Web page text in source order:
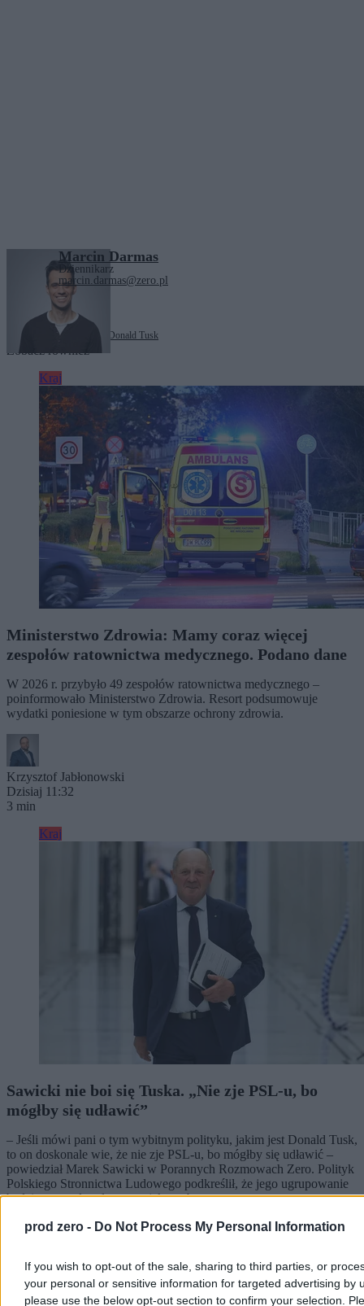
prod zero - Do Not Process My Personal Information
If you wish to opt-out of the sale, sharing to third parties, or
your personal or sensitive information for targeted advertising by
please use the below opt-out section to confirm your selection.
Marcin Darmas
Dziennikarz
marcin.darmas@zero.pl
Tagi: Andrzej Domański Donald Tusk
Zobacz również
Kraj
Ministerstwo Zdrowia: Mamy coraz więcej
zespołów ratownictwa medycznego. Podano dane
W 2026 r. przybyło 49 zespołów ratownictwa medycznego –
poinformowało Ministerstwo Zdrowia. Resort podsumowuje
wydatki poniesione w tym obszarze ochrony zdrowia.
Krzysztof Jabłonowski
Dzisiaj 11:32
3 min
Kraj
Sawicki nie boi się Tuska. „Nie zje PSL-u, bo
mógłby się udławić”
– Jeśli mówi pani o tym wybitnym polityku, jakim jest Donald Tusk,
to on doskonale wie, że nie zje PSL-u, bo mógłby się udławić –
powiedział Marek Sawicki w Porannych Rozmowach Zero. Polityk
Polskiego Stronnictwa Ludowego podkreślił, że jego ugrupowanie
będzie tworzyło własny projekt wyborczy.
Krzysztof Jabłonowski
Dzisiaj 10:23
4 min